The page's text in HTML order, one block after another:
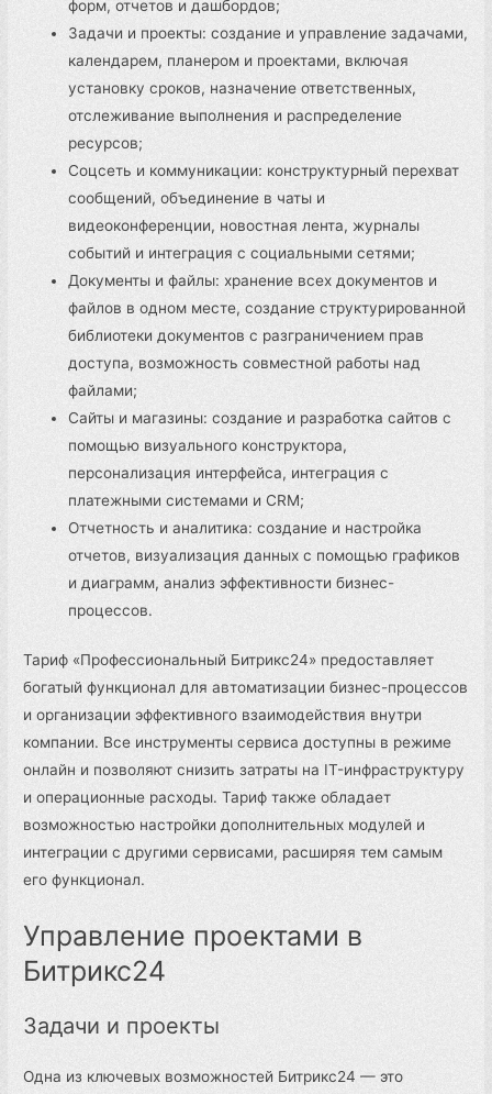
форм, отчетов и дашбордов;
Задачи и проекты: создание и управление задачами,
календарем, планером и проектами, включая
установку сроков, назначение ответственных,
отслеживание выполнения и распределение
ресурсов;
Соцсеть и коммуникации: конструктурный перехват
сообщений, объединение в чаты и
видеоконференции, новостная лента, журналы
событий и интеграция с социальными сетями;
Документы и файлы: хранение всех документов и
файлов в одном месте, создание структурированной
библиотеки документов с разграничением прав
доступа, возможность совместной работы над
файлами;
Сайты и магазины: создание и разработка сайтов с
помощью визуального конструктора,
персонализация интерфейса, интеграция с
платежными системами и CRM;
Отчетность и аналитика: создание и настройка
отчетов, визуализация данных с помощью графиков
и диаграмм, анализ эффективности бизнес-
процессов.
Тариф «Профессиональный Битрикс24» предоставляет
богатый функционал для автоматизации бизнес-процессов
и организации эффективного взаимодействия внутри
компании. Все инструменты сервиса доступны в режиме
онлайн и позволяют снизить затраты на IT-инфраструктуру
и операционные расходы. Тариф также обладает
возможностью настройки дополнительных модулей и
интеграции с другими сервисами, расширяя тем самым
его функционал.
Управление проектами в
Битрикс24
Задачи и проекты
Одна из ключевых возможностей Битрикс24 — это